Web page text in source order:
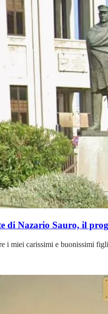
di Nazario Sauro, il
i miei carissimi e buonissimi